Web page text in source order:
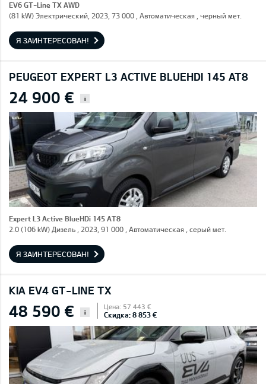
EV6 GT-Line TX AWD
(81 kW) Электрический, 2023, 73 000 , Автоматическая , черный мет.
Я ЗАИНТЕРЕСОВАН!
PEUGEOT EXPERT L3 ACTIVE BLUEHDI 145 AT8
24 900 € i
Expert L3 Active BlueHDi 145 AT8
2.0 (106 kW) Дизель , 2023, 91 000 , Автоматическая , серый мет.
Я ЗАИНТЕРЕСОВАН!
KIA EV4 GT-LINE TX
48 590 € i
Цена: 57 443 €
Скидка: 8 853 €